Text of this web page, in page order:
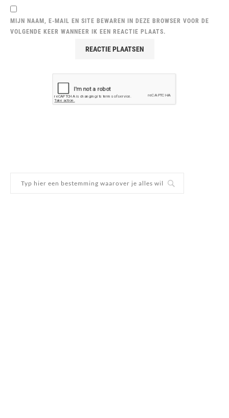
MIJN NAAM, E-MAIL EN SITE BEWAREN IN DEZE BROWSER VOOR DE
VOLGENDE KEER WANNEER IK EEN REACTIE PLAATS.